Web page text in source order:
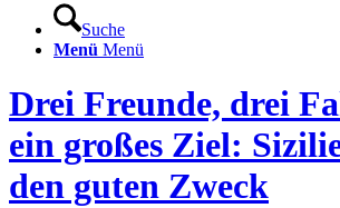
Suche
Menü Menü
Drei Freunde, drei
ein großes Ziel:
den guten Zweck